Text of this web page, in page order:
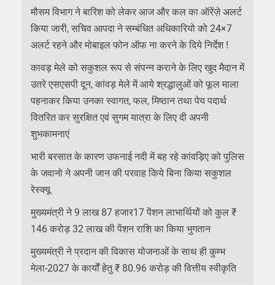
मौसम विभाग ने बारिश को लेकर आज और कल का ऑरेंज़े अलर्ट
किया जारी, सचिव आपदा ने सम्बंधित अधिकारियो को 24×7
अलर्ट रहने और मोबाइल फोन ऑफ ना करने के दिये निर्देश !
कावड़ मेले को सकुशल रूप से संपन्न कराने के लिए खुद मैदान में
उतरे एसएसपी दून, कांवड़ मेले में आये श्रद्धालुओं को फूल माला
पहनाकर किया उनका स्वागत, फल, मिष्ठान तथा पेय पदार्थ
वितरित कर सुरक्षित एवं सुगम यात्रा के लिए दी अपनी
शुभकामनाएं
भारी बरसात के कारण उफनाई नदी में बह रहे कांवड़िए को पुलिस
के जवानो ने अपनी जान की परवाह किये बिना किया सकुशल
रेस्क्यू
मुख्यमंत्री ने 9 लाख 87 हजार17 पेंशन लाभार्थियों को कुल ₹
146 करोड़ 32 लाख की पेंशन राशि का किया भुगतान
मुख्यमंत्री ने प्रदान की विकास योजनाओं के साथ ही कुम्भ
मेला-2027 के कार्यों हेतु ₹ 80.96 करोड़ की वित्तीय स्वीकृति